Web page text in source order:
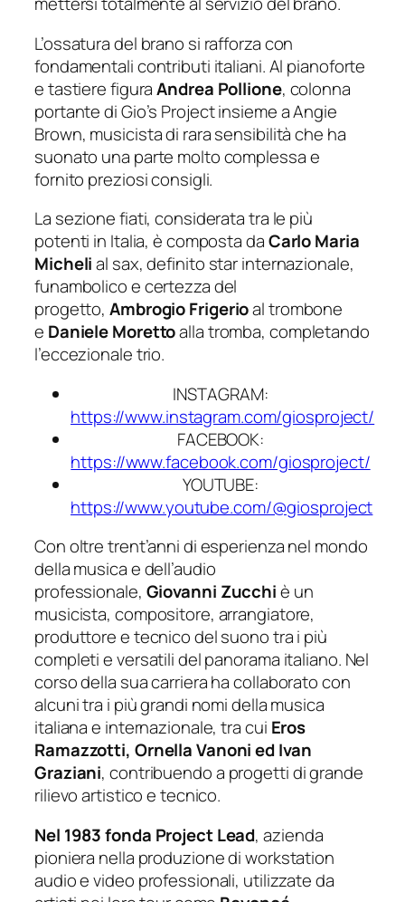
L’ossatura del brano si rafforza con
fondamentali contributi italiani. Al pianoforte
e tastiere figuraAndrea Pollione, colonna
portante diGio’s Projectinsieme a Angie
Brown, musicista di rara sensibilità che ha
suonato una parte molto complessa e
fornito preziosi consigli.
La sezione fiati, considerata tra le più
potenti in Italia, è composta daCarlo Maria
Michelial sax, definito star internazionale,
funambolico e certezza del
progetto,Ambrogio Frigerioal trombone
e Daniele Morettoalla tromba, completando
l’eccezionale trio.
INSTAGRAM:
https://www.instagram.com/giosproject/
FACEBOOK:
https://www.facebook.com/giosproject/
YOUTUBE:
https://www.youtube.com/@giosproject
Con oltre trent’anni di esperienza nel mondo
della musica e dell’audio
professionale, Giovanni Zucchiè un
musicista, compositore, arrangiatore,
produttore e tecnico del suono tra i più
completi e versatili del panorama italiano. Nel
corso della sua carriera ha collaborato con
alcuni tra i più grandi nomi della musica
italiana e internazionale, tra cui Eros
Ramazzotti, Ornella Vanoni ed Ivan
Graziani, contribuendo a progetti di grande
rilievo artistico e tecnico.
Nel 1983 fonda Project Lead, azienda
pioniera nella produzione di workstation
audio e video professionali, utilizzate da